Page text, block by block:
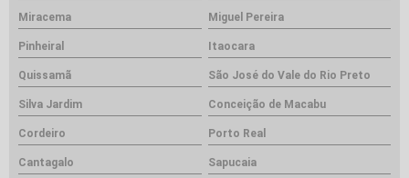
Miracema Miguel Pereira
Pinheiral Itaocara
Quissamã São José do Vale do Rio Preto
Silva Jardim Conceição de Macabu
Cordeiro Porto Real
Cantagalo Sapucaia